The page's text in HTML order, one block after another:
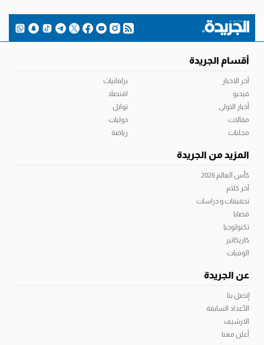
أقسام الجريدة
آخر الاخبار
فيديو
أخبار الاولى
مقالات
محليات
برلمانيات
اقتصاد
توابل
دوليات
رياضة
المزيد من الجريدة
كأس العالم 2026
آخر كلام
تحقيقات و دراسات
قضايا
تكنولوجيا
كاريكاتير
الوفيات
عن الجريدة
إتصل بنا
الأعداد السابقة
الارشيف
أعلن معنا